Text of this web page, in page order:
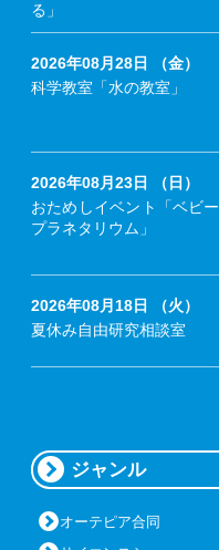
る」
2026年08月28日 （金）
科学教室「水の教室」
2026年08月23日 （日）
おためしイベント「ベビー
プラネタリウム」
2026年08月18日 （火）
夏休み自由研究相談室
ジャンル
オーテピア合同